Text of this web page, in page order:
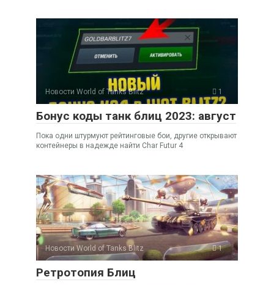
Новости World of Tanks Blitz 1
Бонус коды танк блиц 2023: август
Пока одни штурмуют рейтинговые бои, другие открывают
контейнеры в надежде найти Char Futur 4
Новости World of Tanks Blitz 1
Ретротопия Блиц